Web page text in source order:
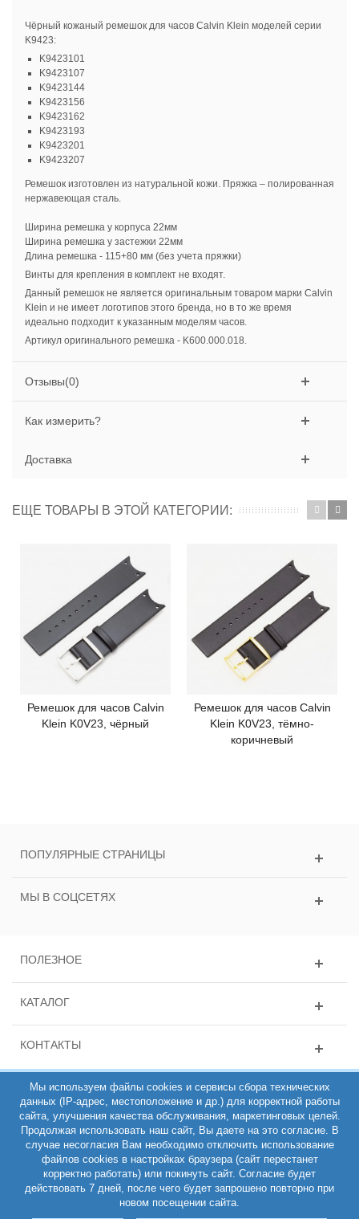
Чёрный кожаный ремешок для часов Calvin Klein моделей серии
K9423:
K9423101
K9423107
K9423144
K9423156
K9423162
K9423193
K9423201
K9423207
Ремешок изготовлен из натуральной кожи. Пряжка – полированная
нержавеющая сталь.
Ширина ремешка у корпуса 22мм
Ширина ремешка у застежки 22мм
Длина ремешка - 115+80 мм (без учета пряжки)
Винты для крепления в комплект не входят.
Данный ремешок не является оригинальным товаром марки Calvin
Klein и не имеет логотипов этого бренда, но в то же время
идеально подходит к указанным моделям часов.
Артикул оригинального ремешка - K600.000.018.
Отзывы(0)
Как измерить?
Доставка
ЕЩЕ ТОВАРЫ В ЭТОЙ КАТЕГОРИИ:
Ремешок для часов Calvin
Klein K0V23, чёрный
Ремешок для часов Calvin
Klein K0V23, тёмно-
коричневый
ПОПУЛЯРНЫЕ СТРАНИЦЫ
МЫ В СОЦСЕТЯХ
ПОЛЕЗНОЕ
КАТАЛОГ
КОНТАКТЫ
ИНН 781431135163, ОГРН 308784714100200, Интернет-магазин
РЕМЕШОП 2011-2026 (C)
Полная версия
Мы используем файлы cookies и сервисы сбора технических
данных (IP-адрес, местоположение и др.) для корректной работы
сайта, улучшения качества обслуживания, маркетинговых целей.
Продолжая использовать наш сайт, Вы даете на это согласие. В
случае несогласия Вам необходимо отключить использование
файлов cookies в настройках браузера (сайт перестанет
корректно работать) или покинуть сайт. Согласие будет
действовать 7 дней, после чего будет запрошено повторно при
новом посещении сайта.